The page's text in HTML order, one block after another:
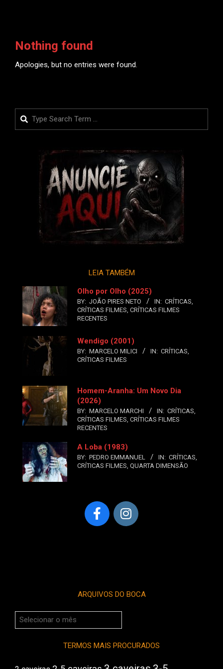
Nothing found
Apologies, but no entries were found.
Search
LEIA TAMBÉM
Olho por Olho (2025)
BY: JOÃO PIRES NETO IN: CRÍTICAS,
CRÍTICAS FILMES, CRÍTICAS FILMES
RECENTES
Wendigo (2001)
BY: MARCELO MILICI IN: CRÍTICAS,
CRÍTICAS FILMES
Homem-Aranha: Um Novo Dia
(2026)
BY: MARCELO MARCHI IN: CRÍTICAS,
CRÍTICAS FILMES, CRÍTICAS FILMES
RECENTES
A Loba (1983)
BY: PEDRO EMMANUEL IN: CRÍTICAS,
CRÍTICAS FILMES, QUARTA DIMENSÃO
ARQUIVOS DO BOCA
Arquivos
do
TERMOS MAIS PROCURADOS